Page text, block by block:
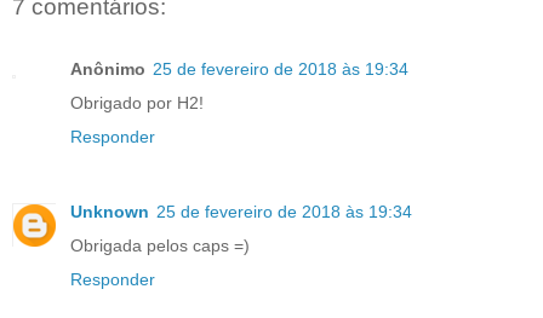
7 comentários:
Anônimo 25 de fevereiro de 2018 às 19:34
Obrigado por H2!
Responder
Unknown 25 de fevereiro de 2018 às 19:34
Obrigada pelos caps =)
Responder